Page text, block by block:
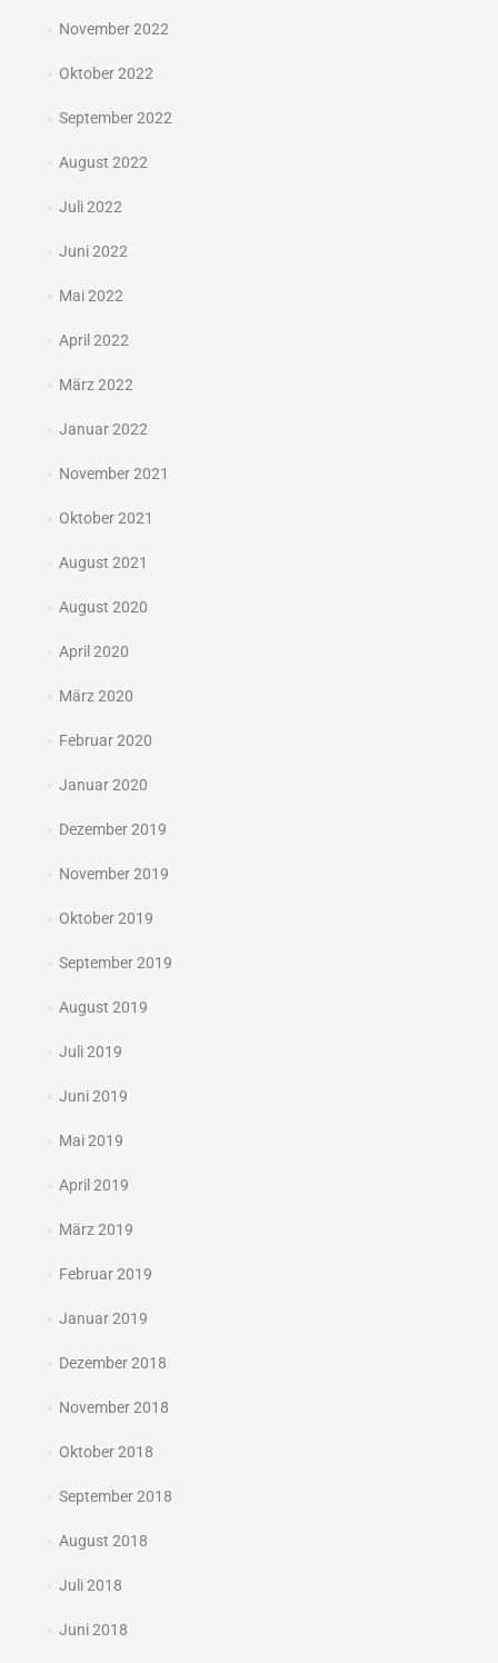
November 2022
Oktober 2022
September 2022
August 2022
Juli 2022
Juni 2022
Mai 2022
April 2022
März 2022
Januar 2022
November 2021
Oktober 2021
August 2021
August 2020
April 2020
März 2020
Februar 2020
Januar 2020
Dezember 2019
November 2019
Oktober 2019
September 2019
August 2019
Juli 2019
Juni 2019
Mai 2019
April 2019
März 2019
Februar 2019
Januar 2019
Dezember 2018
November 2018
Oktober 2018
September 2018
August 2018
Juli 2018
Juni 2018